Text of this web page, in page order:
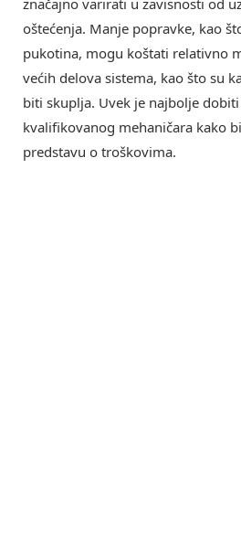
značajno varirati u zavisnosti od
oštećenja. Manje popravke, kao
pukotina, mogu koštati relativno
većih delova sistema, kao što su
biti skuplja. Uvek je najbolje
kvalifikovanog mehaničara kako
predstavu o troškovima.